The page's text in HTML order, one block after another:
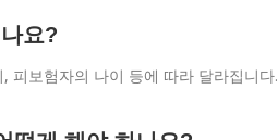
요?
피보험자의 나이 등에 따라 달라집니